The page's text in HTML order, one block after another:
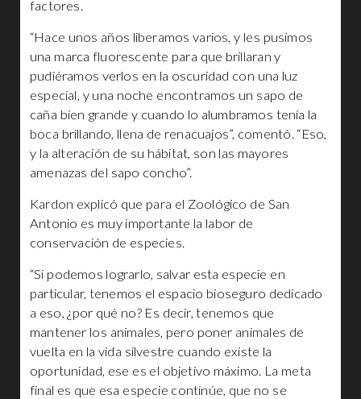
factores.
“Hace unos años liberamos varios, y les pusimos
una marca fluorescente para que brillaran y
pudiéramos verlos en la oscuridad con una luz
especial, y una noche encontramos un sapo de
caña bien grande y cuando lo alumbramos tenía la
boca brillando, llena de renacuajos”, comentó. “Eso,
y la alteración de su hábitat, son las mayores
amenazas del sapo concho”.
Kardon explicó que para el Zoológico de San
Antonio es muy importante la labor de
conservación de especies.
“Si podemos lograrlo, salvar esta especie en
particular, tenemos el espacio bioseguro dedicado
a eso, ¿por qué no? Es decir, tenemos que
mantener los animales, pero poner animales de
vuelta en la vida silvestre cuando existe la
oportunidad, ese es el objetivo máximo. La meta
final es que esa especie continúe, que no se